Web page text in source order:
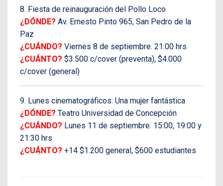
8. Fiesta de reinauguración del Pollo Loco
¿DÓNDE? Av. Ernesto Pinto 965, San Pedro de la
Paz
¿CUÁNDO? Viernes 8 de septiembre. 21:00 hrs
¿CUÁNTO? $3.500 c/cover (preventa), $4.000
c/cover (general)
9. Lunes cinematográficos: Una mujer fantástica
¿DÓNDE? Teatro Universidad de Concepción
¿CUÁNDO? Lunes 11 de septiembre. 15:00, 19:00 y
21:30 hrs
¿CUÁNTO? +14 $1.200 general, $600 estudiantes